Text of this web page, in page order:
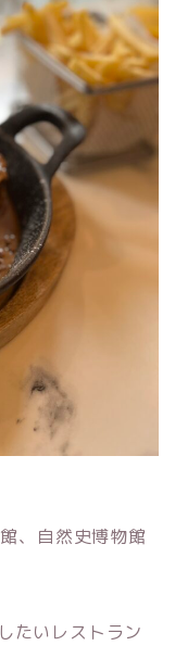
、自然史博物館
たいレストラン